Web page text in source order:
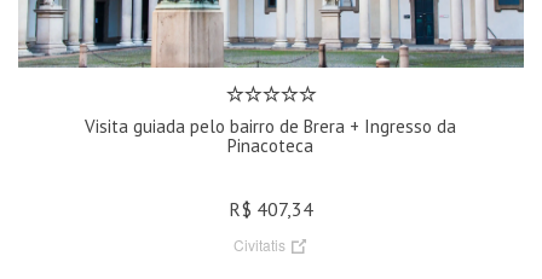
Visita guiada pelo bairro de Brera + Ingresso da
Pinacoteca
R$ 407,34
Civitatis